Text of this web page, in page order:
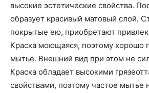
высокие эстетические свойства.
образует красивый матовый слой.
покрытые ею, приобретают
Краска моющаяся, поэтому хорошо
мытье. Внешний вид при этом не
Краска обладает высокими
свойствами, поэтому частое мытье